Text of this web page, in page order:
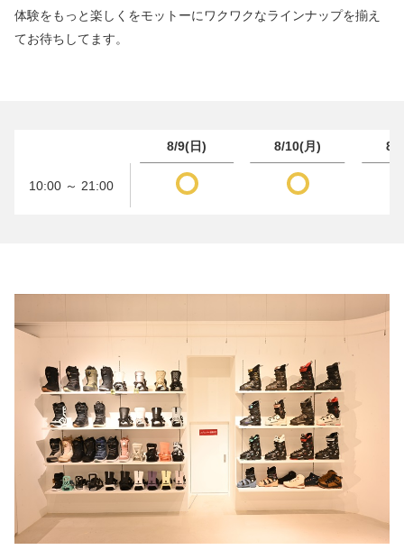
体験をもっと楽しくをモットーにワクワクなラインナップを揃え
てお待ちしてます。
8/9(日) 8/10(月) 8/
10:00 ～ 21:00